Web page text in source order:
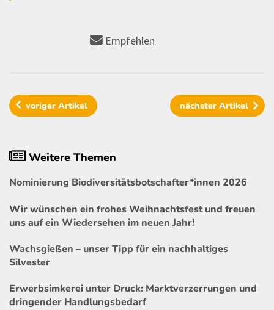
Empfehlen
vorigerArtikel nächster Artikel
Weitere Themen
Nominierung Biodiversitätsbotschafter*innen 2026
Wir wünschen ein frohes Weihnachtsfest und freuen
uns auf ein Wiedersehen im neuen Jahr!
Wachsgießen – unser Tipp für ein nachhaltiges
Silvester
Erwerbsimkerei unter Druck: Marktverzerrungen und
dringender Handlungsbedarf